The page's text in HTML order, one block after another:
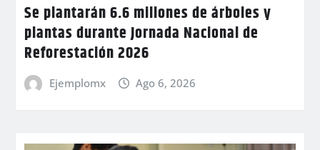
Se plantarán 6.6 millones de árboles y
plantas durante Jornada Nacional de
Reforestación 2026
Ejemplomx Ago 6, 2026